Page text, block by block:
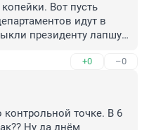
Вот пусть
идут в
президенту лапшу
то надо же до 2030 года
5 начнут объявлять!
+0 –0
контрольной точке. В 6
Ну да днём